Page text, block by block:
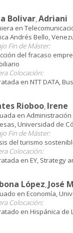
Bolivar,Adriani
en
Andrés Bello,
Fin de Máster:
del fracaso
Colocación:
en NTT DATA,
Rioboo, Irene
en Administración
Universidad de
Fin de Máster:
del turismo
Colocación:
en EY, Strategy
López, José
en Economía,
Colocación:
en Hispánica de